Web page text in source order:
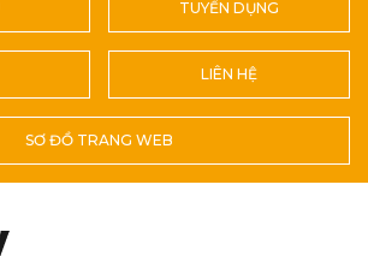
TUYỂN DỤNG
LIÊN HỆ
SƠ ĐỒ TRANG WEB